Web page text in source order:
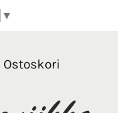
▼
Ostoskori